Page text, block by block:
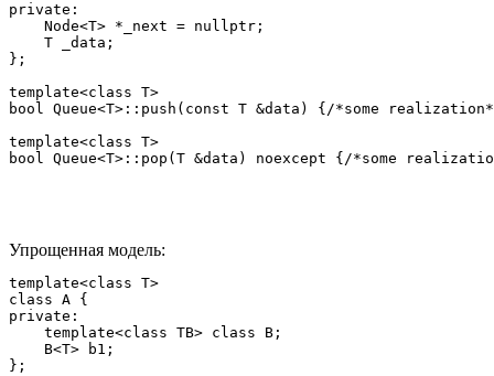
private:
    Node<T> *_next = nullptr;
    T _data;
};
template<class T>
bool Queue<T>::push(const T &data) {/*some
template<class T>
bool Queue<T>::pop(T &data) noexcept {/*some
Упрощенная модель:
template<class T>
class A {
private:
    template<class TB> class B;
    B<T> b1;
};